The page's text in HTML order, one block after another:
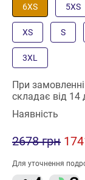
6XS 5XS
XS S
3XL
При
складає від 14
Наявність
2678 грн
Для уточнення